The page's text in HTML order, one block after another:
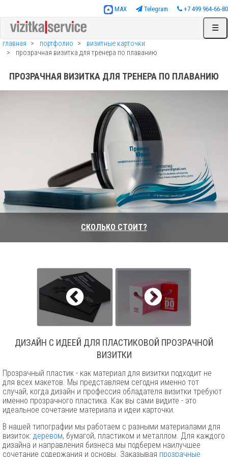
MAX Telegram +7 499 964‑66‑80
☰
главная
портфолио
визитные карточки
прозрачная визитка для тренера по плаванию
ПРОЗРАЧНАЯ ВИЗИТКА ДЛЯ ТРЕНЕРА ПО ПЛАВАНИЮ
СКОЛЬКО СТОИТ?
ДИЗАЙН С ИДЕЕЙ ДЛЯ ПЛАСТИКОВОЙ ПРОЗРАЧНОЙ
ВИЗИТКИ
Прозрачный пластик - как материал для визитки подходит не
для всех макетов. Мы представляем сегодня именно тот
случай, когда дизайн и профессия обладателя визитки требуют
именно прозрачного пластика. Как вы сами видите - это
идеальное сочетание материала и идеи карточки.
В нашей типографии мы работаем с разными материалами для
визиток: деревом, бумагой, пластиком и металлом. Для каждого
дизайна и направления бизнеса мы подберем наилучшее
сочетание содержания и основы. Заказывая прозрачные